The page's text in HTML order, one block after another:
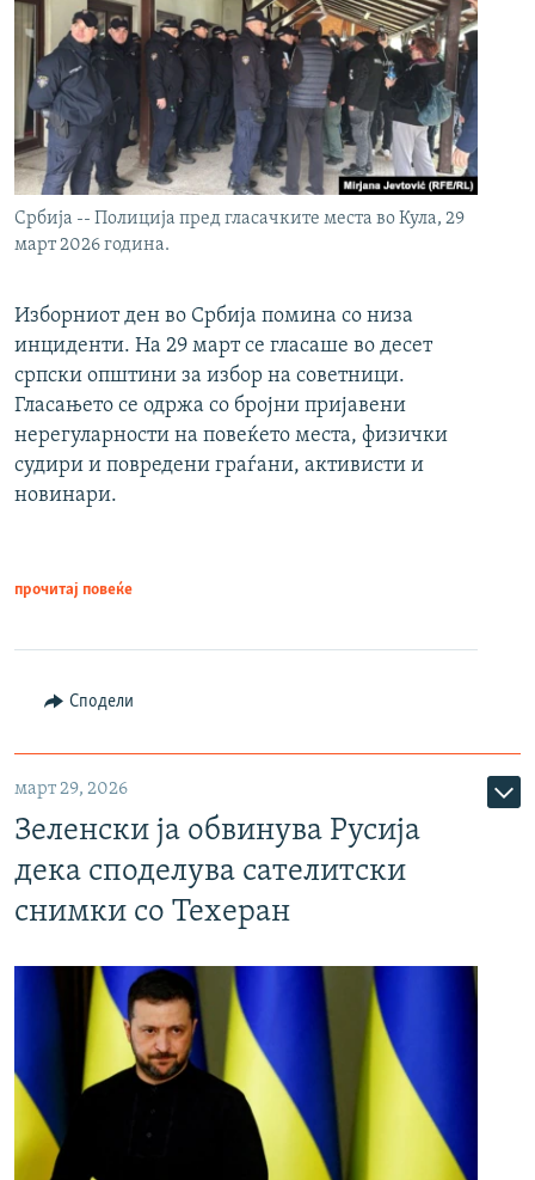
Србија -- Полиција пред гласачките места во Кула, 29
март 2026 година.
Изборниот ден во Србија помина со низа
инциденти. На 29 март се гласаше во десет
српски општини за избор на советници.
Гласањето се одржа со бројни пријавени
нерегуларности на повеќето места, физички
судири и повредени граѓани, активисти и
новинари.
прочитај повеќе
Сподели
март 29, 2026
Зеленски ја обвинува Русија
дека споделува сателитски
снимки со Техеран